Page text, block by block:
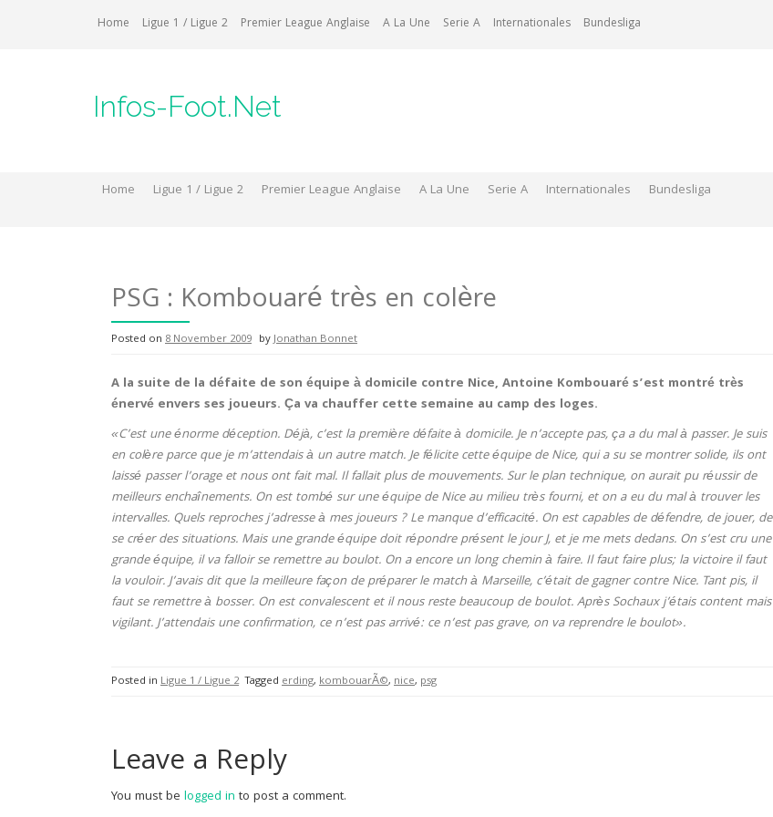
Home Ligue 1 / Ligue 2 Premier League Anglaise A La Une Serie A Internationales Bundesliga
Infos-Foot.Net
Home Ligue 1 / Ligue 2 Premier League Anglaise A La Une Serie A Internationales Bundesliga
PSG : Kombouaré très en colère
Posted on 8 November 2009 byJonathan Bonnet
A la suite de la défaite de son équipe à domicile contre Nice, Antoine Kombouaré s’est montré très
énervé envers ses joueurs. Ça va chauffer cette semaine au camp des loges.
«C’est une énorme déception. Déjà, c’est la première défaite à domicile. Je n’accepte pas, ça a du mal à passer. Je suis
en colère parce que je m’attendais à un autre match. Je félicite cette équipe de Nice, qui a su se montrer solide, ils ont
laissé passer l’orage et nous ont fait mal. Il fallait plus de mouvements. Sur le plan technique, on aurait pu réussir de
meilleurs enchaînements. On est tombé sur une équipe de Nice au milieu très fourni, et on a eu du mal à trouver les
intervalles. Quels reproches j’adresse à mes joueurs ? Le manque d’efficacité. On est capables de défendre, de jouer, de
se créer des situations. Mais une grande équipe doit répondre présent le jour J, et je me mets dedans. On s’est cru une
grande équipe, il va falloir se remettre au boulot. On a encore un long chemin à faire. Il faut faire plus; la victoire il faut
la vouloir. J’avais dit que la meilleure façon de préparer le match à Marseille, c’était de gagner contre Nice. Tant pis, il
faut se remettre à bosser. On est convalescent et il nous reste beaucoup de boulot. Après Sochaux j’étais content mais
vigilant. J’attendais une confirmation, ce n’est pas arrivé: ce n’est pas grave, on va reprendre le boulot».
Posted in Ligue 1 / Ligue 2 Tagged erding, kombouarÃ©, nice, psg
Leave a Reply
You must be logged in to post a comment.